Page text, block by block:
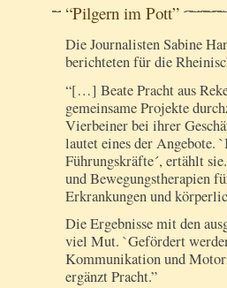
“Pilgern im Pott”
Die Journalisten Sabine
berichteten für die
“[…] Beate Pracht aus
gemeinsame Projekte
Vierbeiner bei ihrer
lautet eines der
Führungskräfte´, ertählt
und Bewegungstherapien
Erkrankungen und
Die Ergebnisse mit den
viel Mut. `Gefördert
Kommunikation und
ergänzt Pracht.”